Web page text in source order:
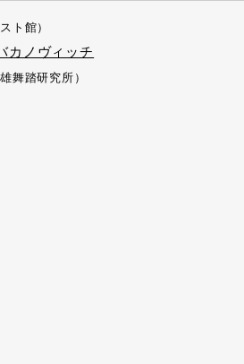
ト館）
カノヴィッチ
舞踏研究所）